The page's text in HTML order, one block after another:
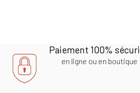
Paiement 100%
en ligne ou en boutique